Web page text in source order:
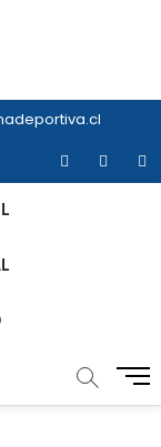
facebooktwitter
B